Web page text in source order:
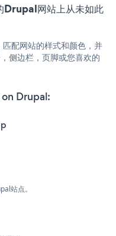
Drupal网站上从未如此
配网站的样式和颜色，并
侧边栏，页脚或您喜欢的
Drupal:
站点。